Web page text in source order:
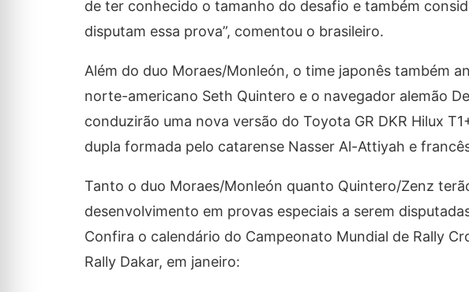
de ter conhecido o tamanho do desafio e também
disputam essa prova”, comentou o brasileiro.
Além do duo Moraes/Monleón, o time japonês também
norte-americano Seth Quintero e o navegador alemão
conduzirão uma nova versão do Toyota GR DKR Hilux
dupla formada pelo catarense Nasser Al-Attiyah e
Tanto o duo Moraes/Monleón quanto Quintero/Zenz
desenvolvimento em provas especiais a serem
Confira o calendário do Campeonato Mundial de Rally
Rally Dakar, em janeiro: